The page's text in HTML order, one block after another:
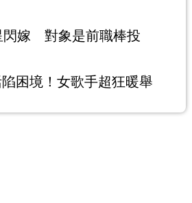
閃嫁 對象是前職棒投
困境！女歌手超狂暖舉